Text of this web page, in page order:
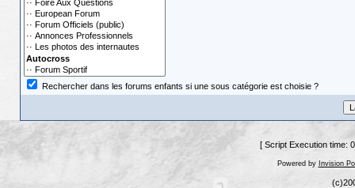
Rechercher dans les forums enfants si une sous catégorie est choisie ?
[ Script Execution time:
Powered by Invision